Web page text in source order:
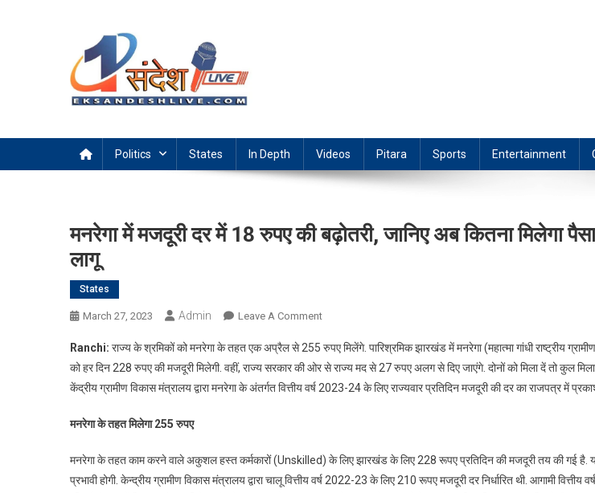
Politics States In Depth Videos Pitara Sports Entertainment
मनरेगा में मजदूरी दर में 18 रुपए की बढ़ोतरी, जानिए अब कितना मिलेगा
लागू
States
March 27, 2023 Admin Leave A CommentOn
में
मजदूरी
दर
की
बढ़ोतरी,
Ranchi: राज्य के श्रमिकों को मनरेगा के तहत एक अप्रैल से 255 रुपए मिलेंगे. पारिश्रमिक झारखंड में मनरेगा (महात्मा गांधी राष्ट्रीय
को हर दिन 228 रुपए की मजदूरी मिलेगी. वहीं, राज्य सरकार की ओर से राज्य मद से 27 रुपए अलग से दिए जाएंगे. दोनों को मिला दें तो कुल
केंद्रीय ग्रामीण विकास मंत्रालय द्वारा मनरेगा के अंतर्गत वित्तीय वर्ष 2023-24 के लिए राज्यवार प्रतिदिन मजदूरी की दर का राजपत्र में
मनरेगा के तहत मिलेगा 255 रुपए
मनरेगा के तहत काम करने वाले अकुशल हस्त कर्मकारों (Unskilled) के लिए झारखंड के लिए 228 रूपए प्रतिदिन की मजदूरी तय की गई
प्रभावी होगी. केन्द्रीय ग्रामीण विकास मंत्रालय द्वारा चालू वित्तीय वर्ष 2022-23 के लिए 210 रूपए मजदूरी दर निर्धारित थी. आगामी